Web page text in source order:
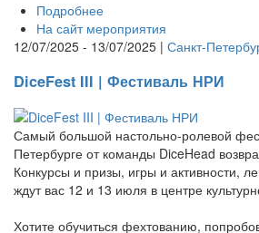
Подробнее
На сайт мероприятия
12/07/2025 - 13/07/2025 | Санкт-
DiceFest III | Фестиваль НРИ
Самый большой настольно-ролевой
Петербурге от команды DiceHead
Конкурсы и призы, игры и активности,
ждут вас 12 и 13 июля в центре
Хотите обучиться фехтованию,